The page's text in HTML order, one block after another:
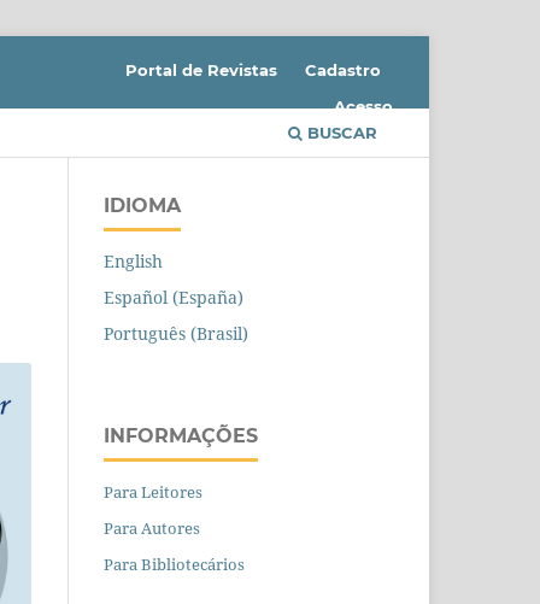
BUSCAR
Portal de Revistas
Cadastro
Acesso
IDIOMA
English
Español (España)
Português (Brasil)
INFORMAÇÕES
Para Leitores
Para Autores
Para Bibliotecários